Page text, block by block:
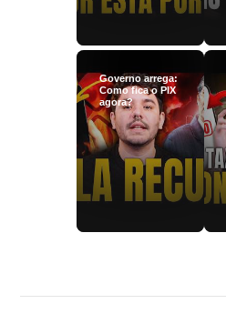
Governo arrega:
Como fica o PIX
agora?